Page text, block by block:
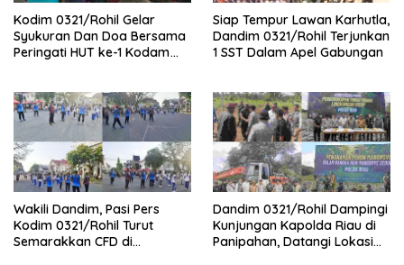
Kodim 0321/Rohil Gelar
Syukuran Dan Doa Bersama
Peringati HUT ke-1 Kodam
Siap Tempur Lawan Karhutla,
Dandim 0321/Rohil Terjunkan
1 SST Dalam Apel Gabungan
Wakili Dandim, Pasi Pers
Kodim 0321/Rohil Turut
Semarakkan CFD di
Dandim 0321/Rohil Dampingi
Kunjungan Kapolda Riau di
Panipahan, Datangi Lokasi